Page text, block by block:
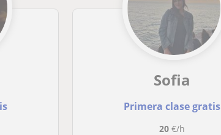
Sofia
Primera clase gratis
20€/h